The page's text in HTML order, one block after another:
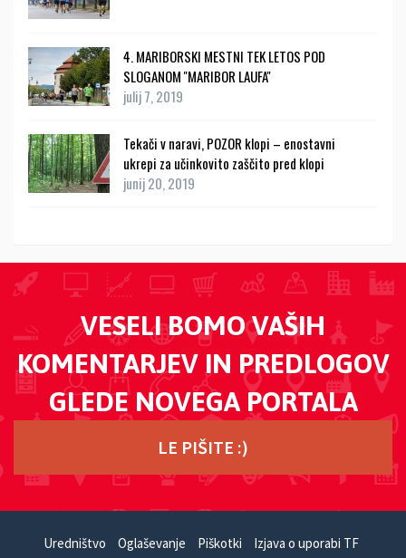
4. MARIBORSKI MESTNI TEK LETOS POD
SLOGANOM ''MARIBOR LAUFA''
julij 7, 2019
Tekači v naravi, POZOR klopi – enostavni
ukrepi za učinkovito zaščito pred klopi
junij 20, 2019
VESELI BOMO VAŠIH
KOMENTARJEV IN PREDLOGOV
GLEDE NOVEGA PORTALA
LE PIŠITE :)
Uredništvo Oglaševanje Piškotki Izjava o uporabi TF